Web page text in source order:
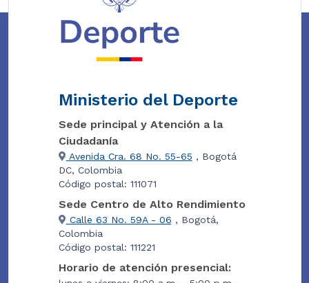
Ministerio del Deporte
Sede principal y Atención a la
Ciudadanía
Avenida Cra. 68 No. 55-65 , Bogotá
DC, Colombia
Código postal: 111071
Sede Centro de Alto Rendimiento
Calle 63 No. 59A - 06 , Bogotá,
Colombia
Código postal: 111221
Horario de atención presencial: